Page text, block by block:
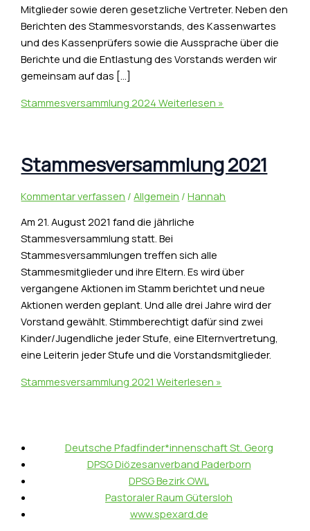
Mitglieder sowie deren gesetzliche Vertreter. Neben den
Berichten des Stammesvorstands, des Kassenwartes
und des Kassenprüfers sowie die Aussprache über die
Berichte und die Entlastung des Vorstands werden wir
gemeinsam auf das […]
Stammesversammlung 2024 Weiterlesen »
Stammesversammlung 2021
Kommentar verfassen /Allgemein /Hannah
Am 21. August 2021 fand die jährliche
Stammesversammlung statt. Bei
Stammesversammlungen treffen sich alle
Stammesmitglieder und ihre Eltern. Es wird über
vergangene Aktionen im Stamm berichtet und neue
Aktionen werden geplant. Und alle drei Jahre wird der
Vorstand gewählt. Stimmberechtigt dafür sind zwei
Kinder/Jugendliche jeder Stufe, eine Elternvertretung,
eine Leiterin jeder Stufe und die Vorstandsmitglieder.
Stammesversammlung 2021 Weiterlesen »
Deutsche Pfadfinder*innenschaft St. Georg
DPSG Diözesanverband Paderborn
DPSG Bezirk OWL
Pastoraler Raum Gütersloh
www.spexard.de